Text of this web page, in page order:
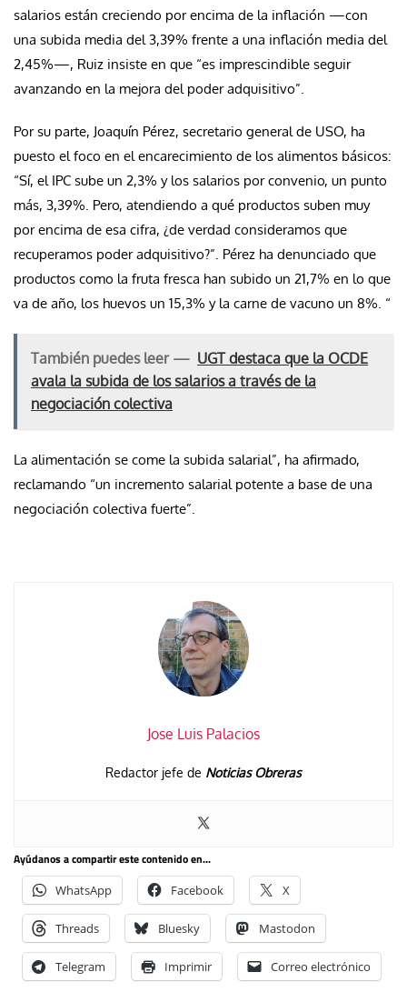
salarios están creciendo por encima de la inflación —con
una subida media del 3,39% frente a una inflación media del
2,45%—, Ruiz insiste en que “es imprescindible seguir
avanzando en la mejora del poder adquisitivo”.
Por su parte, Joaquín Pérez, secretario general de USO, ha
puesto el foco en el encarecimiento de los alimentos básicos:
“Sí, el IPC sube un 2,3% y los salarios por convenio, un punto
más, 3,39%. Pero, atendiendo a qué productos suben muy
por encima de esa cifra, ¿de verdad consideramos que
recuperamos poder adquisitivo?”. Pérez ha denunciado que
productos como la fruta fresca han subido un 21,7% en lo que
va de año, los huevos un 15,3% y la carne de vacuno un 8%. “
También puedes leer — UGT destaca que la OCDE
avala la subida de los salarios a través de la
negociación colectiva
La alimentación se come la subida salarial”, ha afirmado,
reclamando “un incremento salarial potente a base de una
negociación colectiva fuerte”.
Jose Luis Palacios
Redactor jefe de Noticias Obreras
Ayúdanos a compartir este contenido en...
WhatsApp Facebook X
Threads Bluesky Mastodon
Telegram Imprimir Correo electrónico